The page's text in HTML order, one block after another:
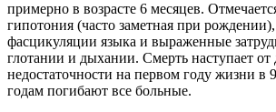
примерно в возрасте 6 месяцев.
гипотония (часто заметная при
фасцикуляции языка и выраженные
глотании и дыхании. Смерть наступает от
недостаточности на первом году жизни в
годам погибают все больные.